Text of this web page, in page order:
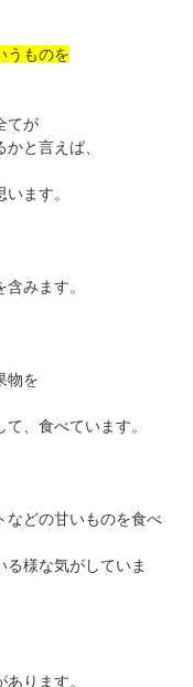
うものを
てが
と言えば、
ます。
みます。
物を
、食べています。
などの甘いものを食べ
様な気がしていま
ります。